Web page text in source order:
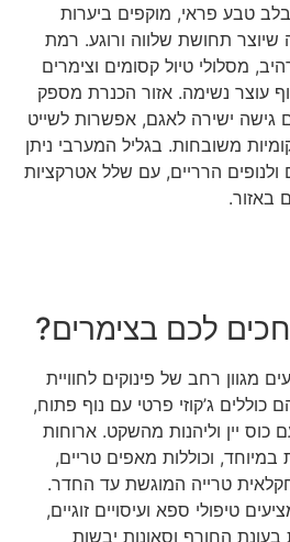
טבע פראי, מוקפים ביערות
שיוצר תחושת שלווה ורוגע. רמת
מסלולי טיול קסומים וצימרים
עוצר נשימה. אזור הכנרת מספק
ישירה לאגם, אפשרות לשייט
משובחות. בגליל המערבי ניתן
ולנופים הרריים, עם שלל אטרקציות
באזור.
לכם בצימרים?
מגוון רחב של פינוקים לחוויית
ג’קוזי פרטי עם נוף פתוח,
יין וליהנות מהשקט. ארוחות
וכוללות מאפים טריים,
חקלאית טרייה המוגשת עד החדר.
טיפולי ספא ועיסויים זוגיים,
החורף וסאונות יבשות